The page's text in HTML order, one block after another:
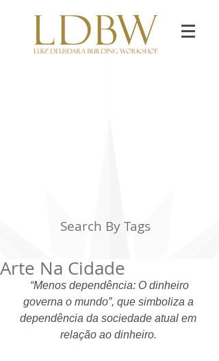
Search By Tags
Arte Na Cidade
“Menos dependência: O dinheiro
governa o mundo”, que simboliza a
dependência da sociedade atual em
relação ao dinheiro.